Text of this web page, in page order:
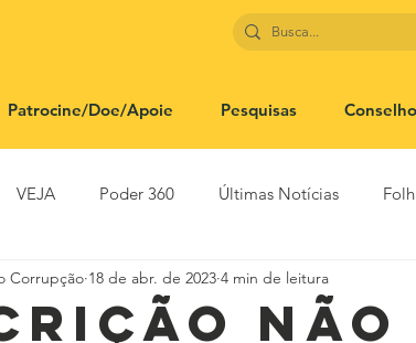
Patrocine/Doe/Apoie Pesquisas Conselho
VEJA Poder 360 Últimas Notícias
News Rádio Justiça Estadão
não
Corrupção 18 de abr. de 2023 4 min de leitura